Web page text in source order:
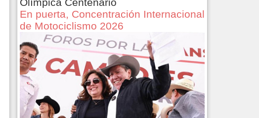
En puerta, Concentración Internacional
de Motociclismo 2026